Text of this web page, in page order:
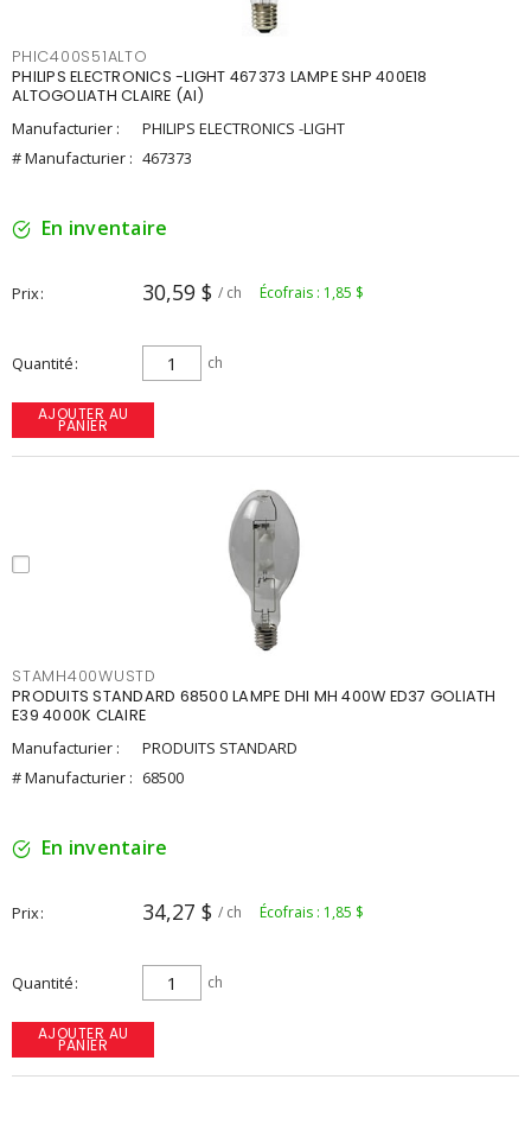
PHIC400S51ALTO
PHILIPS ELECTRONICS -LIGHT 467373 LAMPE SHP 400E18
ALTOGOLIATH CLAIRE (AI)
Manufacturier :
PHILIPS ELECTRONICS -LIGHT
# Manufacturier : 467373
En inventaire
Prix 30,59 $ / ch Écofrais : 1,85 $
Quantité ch
AJOUTER AU
PANIER
STAMH400WUSTD
PRODUITS STANDARD 68500 LAMPE DHI MH 400W ED37 GOLIATH
E39 4000K CLAIRE
Manufacturier :
PRODUITS STANDARD
# Manufacturier : 68500
En inventaire
Prix 34,27 $ / ch Écofrais : 1,85 $
Quantité ch
AJOUTER AU
PANIER